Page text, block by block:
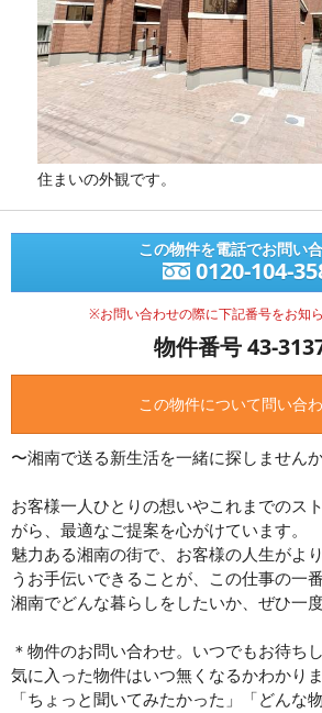
住まいの外観です。
この物件を電話でお問い
0120-104-
※お問い合わせの際に下記番号をお知ら
物件番号 43-
この物件について問い合
〜湘南で送る新生活を一緒に探しません
お客様一人ひとりの想いやこれまでのス
がら、最適なご提案を心がけています。
魅力ある湘南の街で、お客様の人生がよ
うお手伝いできることが、この仕事の一
湘南でどんな暮らしをしたいか、ぜひ一
＊物件のお問い合わせ。いつでもお待ち
気に入った物件はいつ無くなるかわかりま
「ちょっと聞いてみたかった」「どんな